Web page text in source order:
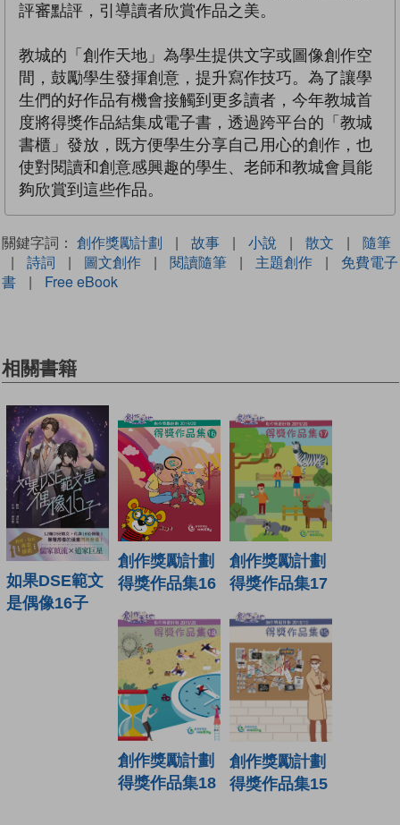
評審點評，引導讀者欣賞作品之美。
教城的「創作天地」為學生提供文字或圖像創作空
間，鼓勵學生發揮創意，提升寫作技巧。為了讓學
生們的好作品有機會接觸到更多讀者，今年教城首
度將得獎作品結集成電子書，透過跨平台的「教城
書櫃」發放，既方便學生分享自己用心的創作，也
使對閱讀和創意感興趣的學生、老師和教城會員能
夠欣賞到這些作品。
關鍵字詞： 創作獎勵計劃 | 故事 | 小說 | 散文 |
隨筆
|
詩詞 | 圖文創作 | 閱讀隨筆 | 主題創作 |
免費電子
書
| Free eBook
相關書籍
如果DSE範文
是偶像16子
創作獎勵計劃
得獎作品集16
創作獎勵計劃
得獎作品集17
創作獎勵計劃
得獎作品集18
創作獎勵計劃
得獎作品集15